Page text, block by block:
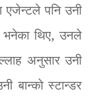
पनि उनी
भनेका थिए, उनले
अनुसार उनी
बान्को स्टान्डर